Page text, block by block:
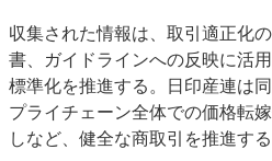
収集された情報は、取引適正化
書、ガイドラインへの反映に活
標準化を推進する。日印産連は
プライチェーン全体での価格転
しなど、健全な商取引を推進する